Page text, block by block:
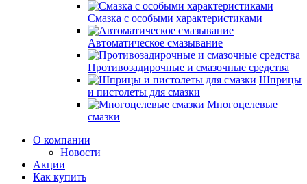
Смазка с особыми характеристиками
Автоматическое смазывание
Противозадирочные и смазочные средства
Шприцы
и пистолеты для смазки
Многоцелевые
смазки
О компании
Новости
Акции
Как купить